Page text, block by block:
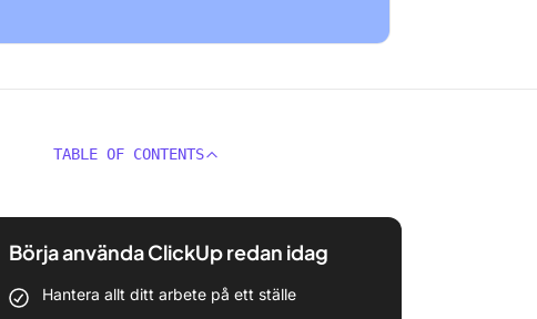
TABLE OF CONTENTS
Börja använda ClickUp redan idag
Hantera allt ditt arbete på ett ställe